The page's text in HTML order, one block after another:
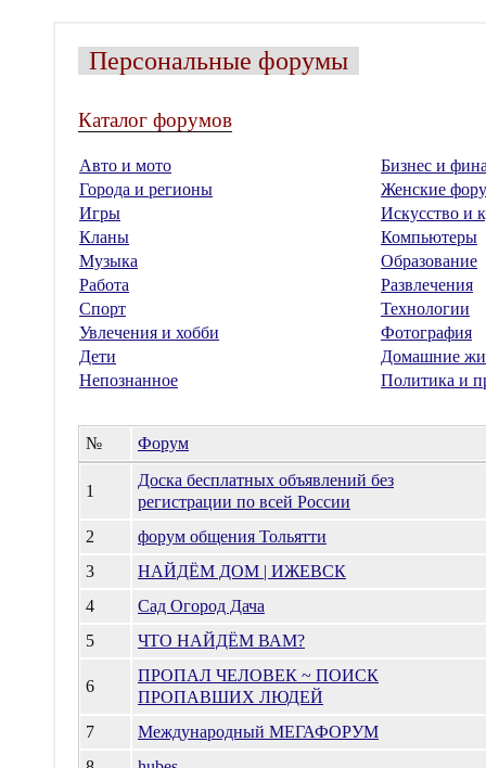
Персональные форумы
Каталог форумов
Авто и мото
Бизнес и
Города и регионы
Женские
Игры
Искусство и
Кланы
Компьютеры
Музыка
Образование
Работа
Развлечения
Спорт
Технологии
Увлечения и хобби
Фотография
Дети
Домашние
Непознанное
Политика и
№ Форум
1
Доска бесплатных объявлений без
регистрации по всей России
2
форум общения Тольятти
3
НАЙДЁМ ДОМ | ИЖЕВСК
4
Сад Огород Дача
5
ЧТО НАЙДЁМ ВАМ?
6
ПРОПАЛ ЧЕЛОВЕК ~ ПОИСК
ПРОПАВШИХ ЛЮДЕЙ
7
Международный МЕГАФОРУМ